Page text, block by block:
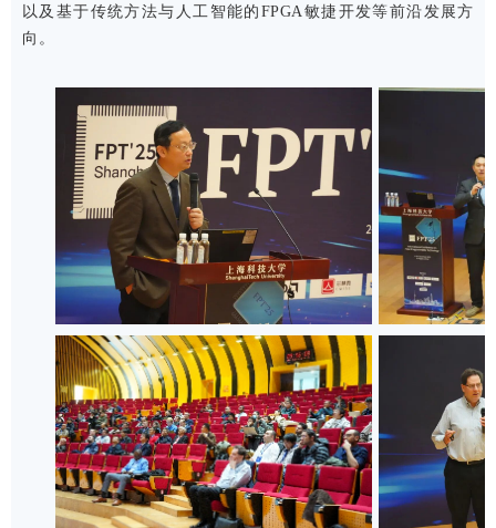
以及基于传统方法与人工智能的FPGA敏捷开发等前沿发展方
向。